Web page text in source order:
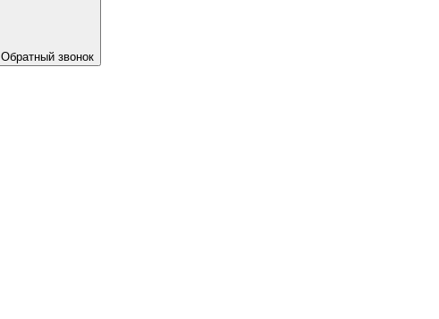
Обратный звонок